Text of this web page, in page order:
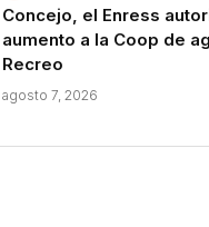
Concejo, el Enress
aumento a la Coop de
Recreo
agosto 7, 2026